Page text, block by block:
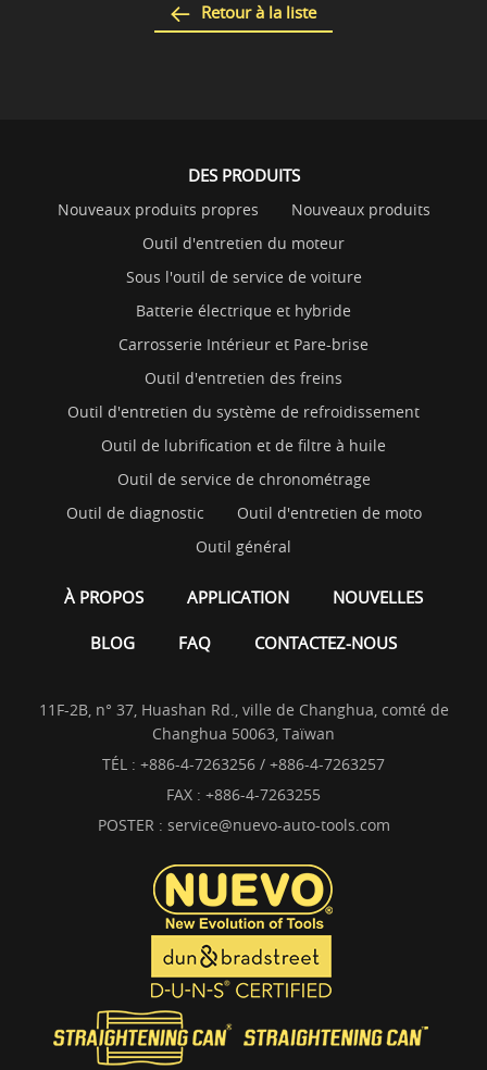
Retour à la liste
DES PRODUITS
Nouveaux produits propres
Nouveaux produits
Outil d'entretien du moteur
Sous l'outil de service de voiture
Batterie électrique et hybride
Carrosserie Intérieur et Pare-brise
Outil d'entretien des freins
Outil d'entretien du système de refroidissement
Outil de lubrification et de filtre à huile
Outil de service de chronométrage
Outil de diagnostic
Outil d'entretien de moto
Outil général
À PROPOS APPLICATION NOUVELLES
BLOG FAQ CONTACTEZ-NOUS
11F-2B, n° 37, Huashan Rd., ville de Changhua, comté de
Changhua 50063, Taïwan
TÉL : +886-4-7263256 / +886-4-7263257
FAX : +886-4-7263255
POSTER : service@nuevo-auto-tools.com